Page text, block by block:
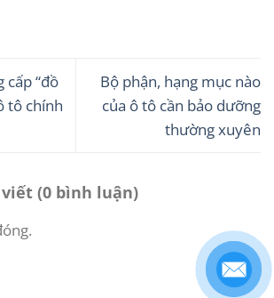
cấp “đồ
tô chính
Bộ phận, hạng mục nào
của ô tô cần bảo dưỡng
thường xuyên
(0 bình luận)